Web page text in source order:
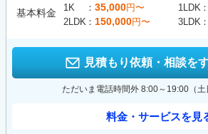
基本料金 1K 35,000円〜 1LDK
2LDK
150,000円〜 3LDK
見積もり依頼・相談を
ただいま電話時間外 8:00～19:00（土
料金・サービスを見